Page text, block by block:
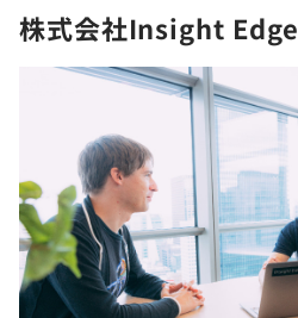
転職成功ガイド
インタビュー
求人検索
インターン
新卒エージェント
イベント・セミナー
学習
問題集
4択課題
ナレッジ
スキルチェック
プログラミング言語
SQL
評価結果一覧
ゲーム・マンガ
メディア
Tech Team Journal
paizaとは？
株式会社Insight Edge